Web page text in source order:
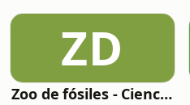
ZD
Zoo de fósiles - Cienciaes.com